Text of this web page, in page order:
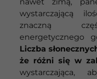
nawet zimą,
wystarczającą
znaczną
energetycznego
Liczba
że różni się w
wystarczająca,